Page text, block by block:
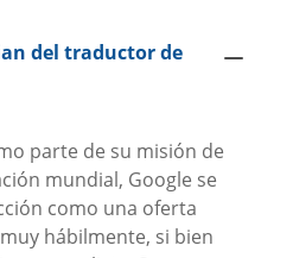
del traductor de
parte de su misión de
mundial, Google se
como una oferta
hábilmente, si bien